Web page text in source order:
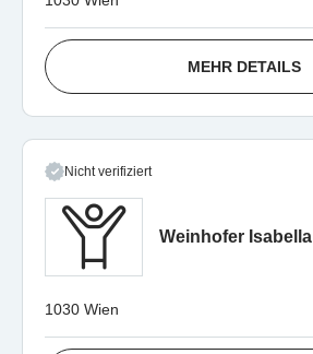
MEHR DETAILS
Nicht verifiziert
Weinhofer Isabella
1030 Wien